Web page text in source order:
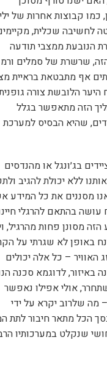
קבוצות אחרות של
לחשיבה שכלית,
הנובעת ממצבי תודעה
שרשרת של סמלים
אף מתבטאת בראיית
היער הלובשת צורה
הזה מתאפשר בגלל
שהיא הבסיס למערכת
בג׳ונגל או מהנדסים
ללא יכולת להגיב
מסננים את כל המידע
עושה בהתאם להרגלי
מסונן פחות מהרגיל,
באופן לא שגרתי על
האוויר – כל אלה יכולים
באיזור, לדוגמא סכנה
אולי אפילו נאפשר
– מה שלרוב יקרא על ידי
הכל מתאר חיבור לתת
שנקלט במערכותיו